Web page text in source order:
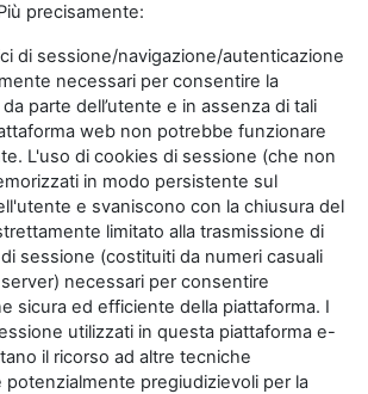
precisamente:
di sessione/navigazione/autenticazione
necessari per consentire la
parte dell’utente e in assenza di tali
web non potrebbe funzionare
L'uso di cookies di sessione (che non
in modo persistente sul
e svaniscono con la chiusura del
limitato alla trasmissione di
sessione (costituiti da numeri casuali
necessari per consentire
sicura ed efficiente della piattaforma. I
utilizzati in questa piattaforma e-
il ricorso ad altre tecniche
potenzialmente pregiudizievoli per la